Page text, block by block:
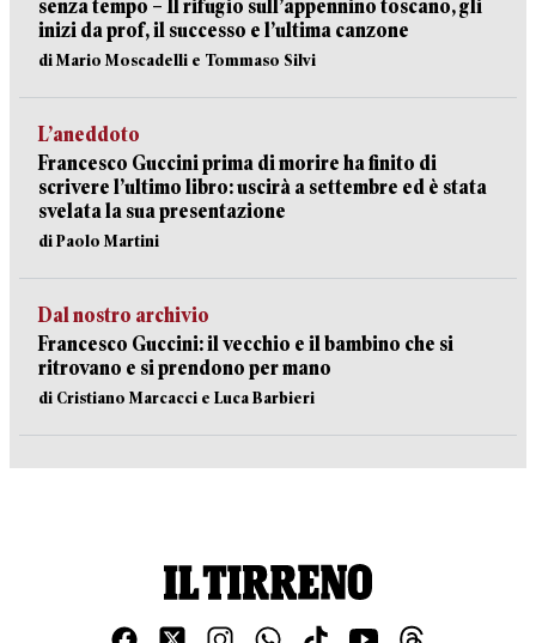
senza tempo – Il rifugio sull’appennino toscano, gli
inizi da prof, il successo e l’ultima canzone
di Mario Moscadelli e Tommaso Silvi
L’aneddoto
Francesco Guccini prima di morire ha finito di
scrivere l’ultimo libro: uscirà a settembre ed è stata
svelata la sua presentazione
di Paolo Martini
Dal nostro archivio
Francesco Guccini: il vecchio e il bambino che si
ritrovano e si prendono per mano
di Cristiano Marcacci e Luca Barbieri